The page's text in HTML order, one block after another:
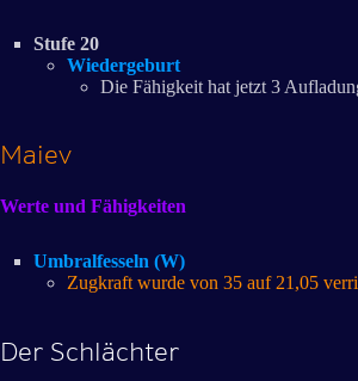
Stufe 20
Wiedergeburt
Die Fähigkeit hat jetzt 3
Maiev
Werte und Fähigkeiten
Umbralfesseln (W)
Zugkraft wurde von 35 auf 21,05
Der Schlächter